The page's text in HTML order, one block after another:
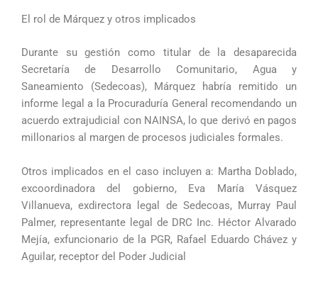
El rol de Márquez y otros implicados
Durante su gestión como titular de la desaparecida
Secretaría de Desarrollo Comunitario, Agua y
Saneamiento (Sedecoas), Márquez habría remitido un
informe legal a la Procuraduría General recomendando un
acuerdo extrajudicial con NAINSA, lo que derivó en pagos
millonarios al margen de procesos judiciales formales.
Otros implicados en el caso incluyen a: Martha Doblado,
excoordinadora del gobierno, Eva María Vásquez
Villanueva, exdirectora legal de Sedecoas, Murray Paul
Palmer, representante legal de DRC Inc. Héctor Alvarado
Mejía, exfuncionario de la PGR, Rafael Eduardo Chávez y
Aguilar, receptor del Poder Judicial